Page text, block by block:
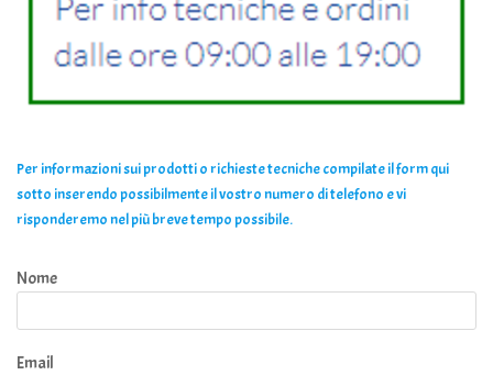
Per informazioni sui prodotti o richieste tecniche compilate il form qui
sotto inserendo possibilmente il vostro numero di telefono e vi
risponderemo nel più breve tempo possibile.
Nome
Email